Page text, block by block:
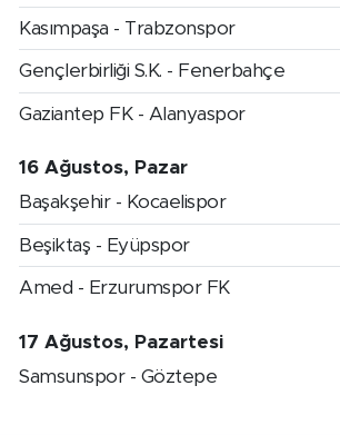
Kasımpaşa - Trabzonspor
Gençlerbirliği S.K. - Fenerbahçe
Gaziantep FK - Alanyaspor
16 Ağustos, Pazar
Başakşehir - Kocaelispor
Beşiktaş - Eyüpspor
Amed - Erzurumspor FK
17 Ağustos, Pazartesi
Samsunspor - Göztepe